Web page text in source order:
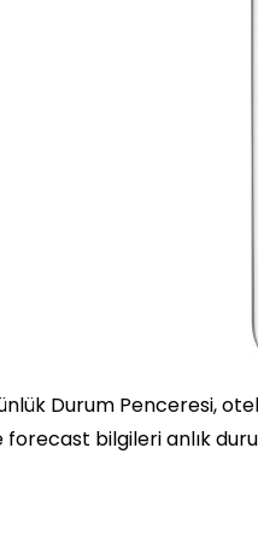
Durum Penceresi,
forecast bilgileri anlık